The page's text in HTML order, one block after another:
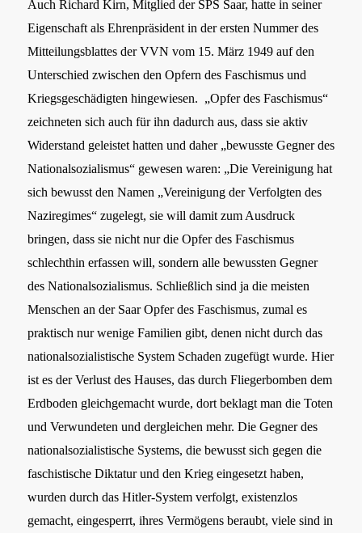
Auch Richard Kirn, Mitglied der SPS Saar, hatte in seiner
Eigenschaft als Ehrenpräsident in der ersten Nummer des
Mitteilungsblattes der VVN vom 15. März 1949 auf den
Unterschied zwischen den Opfern des Faschismus und
Kriegsgeschädigten hingewiesen. „Opfer des Faschismus“
zeichneten sich auch für ihn dadurch aus, dass sie aktiv
Widerstand geleistet hatten und daher „bewusste Gegner des
Nationalsozialismus“ gewesen waren: „Die Vereinigung hat
sich bewusst den Namen „Vereinigung der Verfolgten des
Naziregimes“ zugelegt, sie will damit zum Ausdruck
bringen, dass sie nicht nur die Opfer des Faschismus
schlechthin erfassen will, sondern alle bewussten Gegner
des Nationalsozialismus. Schließlich sind ja die meisten
Menschen an der Saar Opfer des Faschismus, zumal es
praktisch nur wenige Familien gibt, denen nicht durch das
nationalsozialistische System Schaden zugefügt wurde. Hier
ist es der Verlust des Hauses, das durch Fliegerbomben dem
Erdboden gleichgemacht wurde, dort beklagt man die Toten
und Verwundeten und dergleichen mehr. Die Gegner des
nationalsozialistische Systems, die bewusst sich gegen die
faschistische Diktatur und den Krieg eingesetzt haben,
wurden durch das Hitler-System verfolgt, existenzlos
gemacht, eingesperrt, ihres Vermögens beraubt, viele sind in